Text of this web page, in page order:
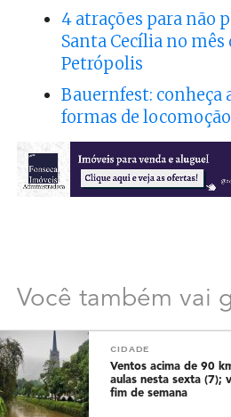
4 atrações para não
Santa Cecília no mês
Petrópolis
Bauernfest: conheça
formas de
Você também vai
CIDADE
Ventos acima de 90
aulas nesta sexta (7);
fim de semana